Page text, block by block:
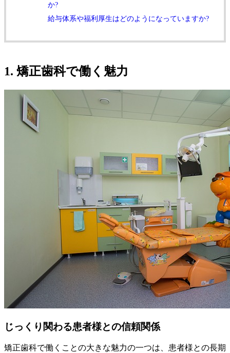
か?
給与体系や福利厚生はどのようになっていますか?
1. 矯正歯科で働く魅力
じっくり関わる患者様との信頼関係
矯正歯科で働くことの大きな魅力の一つは、患者様との長期